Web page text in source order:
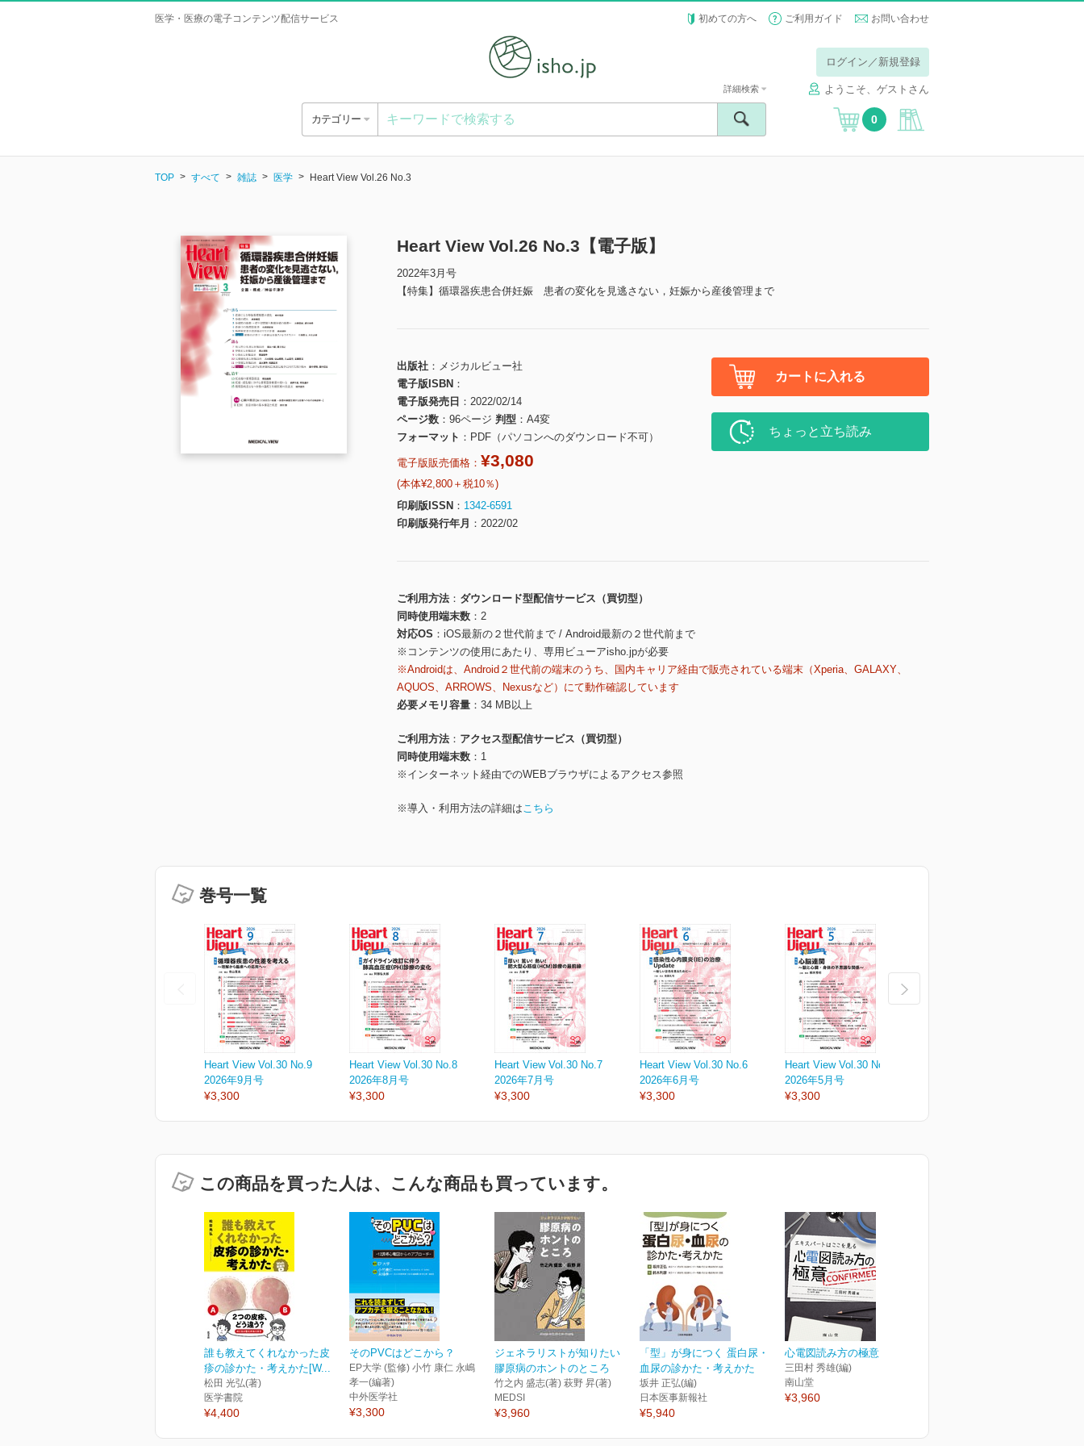
医学・医療の電子コンテンツ配信サービス 初めての方へ ご利用ガイド お問い合わせ
ログイン／新規登録
ようこそ、ゲストさん
カテゴリー
詳細検索
0
TOP すべて 雑誌 医学 Heart View Vol.26 No.3
Heart View Vol.26 No.3【電子版】
2022年3月号
【特集】循環器疾患合併妊娠 患者の変化を見逃さない，妊娠から産後管理まで
出版社
メジカルビュー社
電子版ISBN
電子版発売日
2022/02/14
ページ数
96ページ 判型
A4変
フォーマット
PDF（パソコンへのダウンロード不可）
電子版販売価格： ¥3,080
(本体¥2,800＋税10％)
印刷版ISSN
1342-6591
印刷版発行年月
2022/02
カートに入れる
ちょっと立ち読み
ご利用方法
ダウンロード型配信サービス（買切型）
同時使用端末数
2
対応OS
iOS最新の２世代前まで / Android最新の２世代前まで
※コンテンツの使用にあたり、専用ビューアisho.jpが必要
※Androidは、Android２世代前の端末のうち、国内キャリア経由で販売されている端末（Xperia、GALAXY、
AQUOS、ARROWS、Nexusなど）にて動作確認しています
必要メモリ容量
34 MB以上
ご利用方法
アクセス型配信サービス（買切型）
同時使用端末数
1
※インターネット経由でのWEBブラウザによるアクセス参照
※導入・利用方法の詳細はこちら
巻号一覧
Heart View Vol.30 No.9
2026年9月号
¥3,300
Heart View Vol.30 No.8
2026年8月号
¥3,300
Heart View Vol.30 No.7
2026年7月号
¥3,300
Heart View Vol.30 No.6
2026年6月号
¥3,300
Heart View Vol.30 No.5
2026年5月号
¥3,300
この商品を買った人は、こんな商品も買っています。
誰も教えてくれなかった皮
疹の診かた・考えかた[W...
松田 光弘(著)
医学書院
¥4,400
そのPVCはどこから？
EP大学 (監修) 小竹 康仁 永嶋
孝一(編著)
中外医学社
¥3,300
ジェネラリストが知りたい
膠原病のホントのところ
竹之内 盛志(著) 萩野 昇(著)
MEDSI
¥3,960
「型」が身につく 蛋白尿・
血尿の診かた・考えかた
坂井 正弘(編)
日本医事新報社
¥5,940
心電図読み方の極意
三田村 秀雄(編)
南山堂
¥3,960